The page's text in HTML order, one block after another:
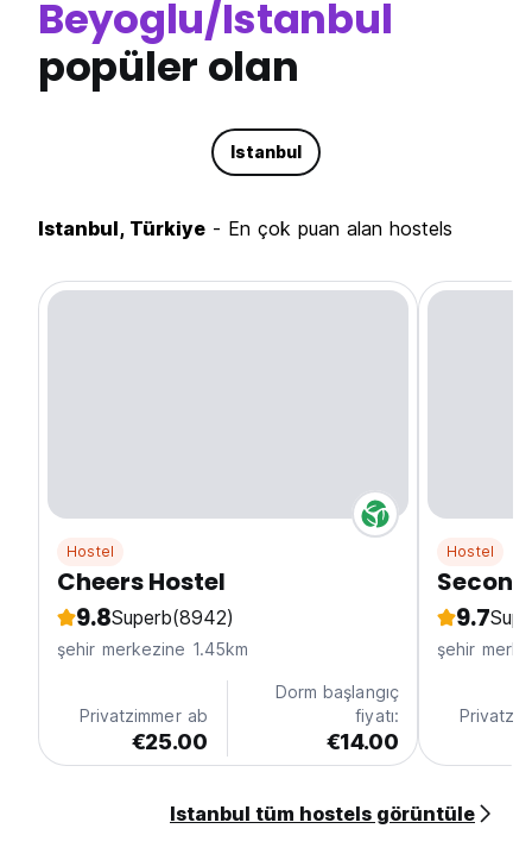
Beyoglu/Istanbul
popüler olan
Istanbul
Istanbul, Türkiye - En çok puan alan hostels
Hostel
Cheers Hostel
9.8Superb(8942)
şehir merkezine 1.45km
Privatzimmer ab
€25.00
Dorm başlangıç
fiyatı:
€14.00
Hostel
9.7
şehir
Istanbul tüm hostels görüntüle